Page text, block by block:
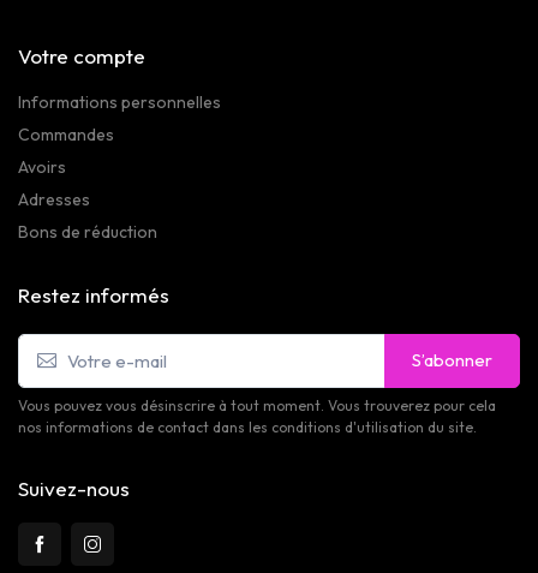
Votre compte
Informations personnelles
Commandes
Avoirs
Adresses
Bons de réduction
Restez informés
S’abonner
Vous pouvez vous désinscrire à tout moment. Vous trouverez pour cela
nos informations de contact dans les conditions d'utilisation du site.
Suivez-nous